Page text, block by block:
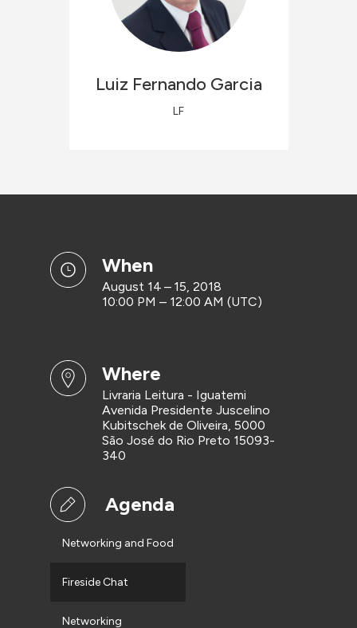
Luiz Fernando Garcia
LF
when
August 14 – 15, 2018
10:00 PM – 12:00 AM (UTC)
where
Livraria Leitura - Iguatemi
Avenida Presidente Juscelino
Kubitschek de Oliveira, 5000
São José do Rio Preto 15093-
340
Agenda
Networking and Food
Fireside Chat
Networking